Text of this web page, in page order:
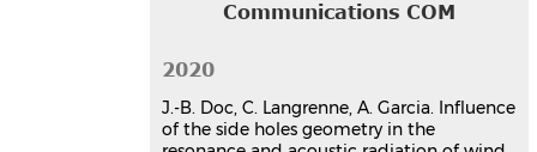
hal-00541384v1
measurement and boundary
element modelization of
subwoofers
Communications COM
2020
J.-B. Doc, C. Langrenne, A. Garcia. Influence
of the side holes geometry in the